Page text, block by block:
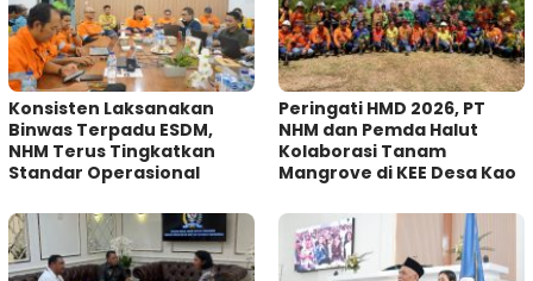
Konsisten Laksanakan
Binwas Terpadu ESDM,
NHM Terus Tingkatkan
Standar Operasional
Peringati HMD 2026, PT
NHM dan Pemda Halut
Kolaborasi Tanam
Mangrove di KEE Desa Kao